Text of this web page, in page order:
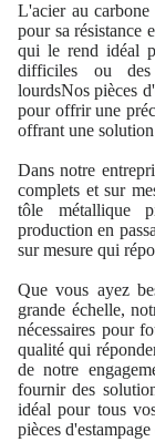
L'acier au carbone
pour sa résistance
qui le rend idéal
difficiles ou des
lourdsNos pièces
pour offrir une
offrant une
Dans notre
complets et sur
tôle métallique
production en
sur mesure qui
Que vous ayez
grande échelle,
nécessaires pour
qualité qui
de notre
fournir des
idéal pour tous
pièces